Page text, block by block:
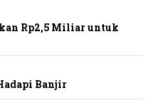
Rp2,5 Miliar untuk
Banjir